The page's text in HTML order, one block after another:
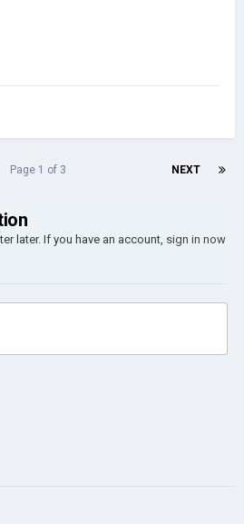
NEXT
Page 1 of 3
later. If you have an account, sign in now